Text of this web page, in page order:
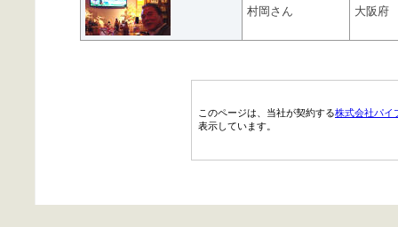
村岡さん 大阪府
このページは、当社が契約する株式会社パイ
表示しています。